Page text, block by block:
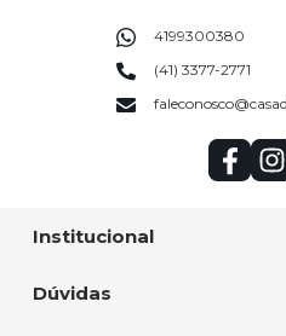
Institucional
Dúvidas
4199300380
(41) 3377-2771